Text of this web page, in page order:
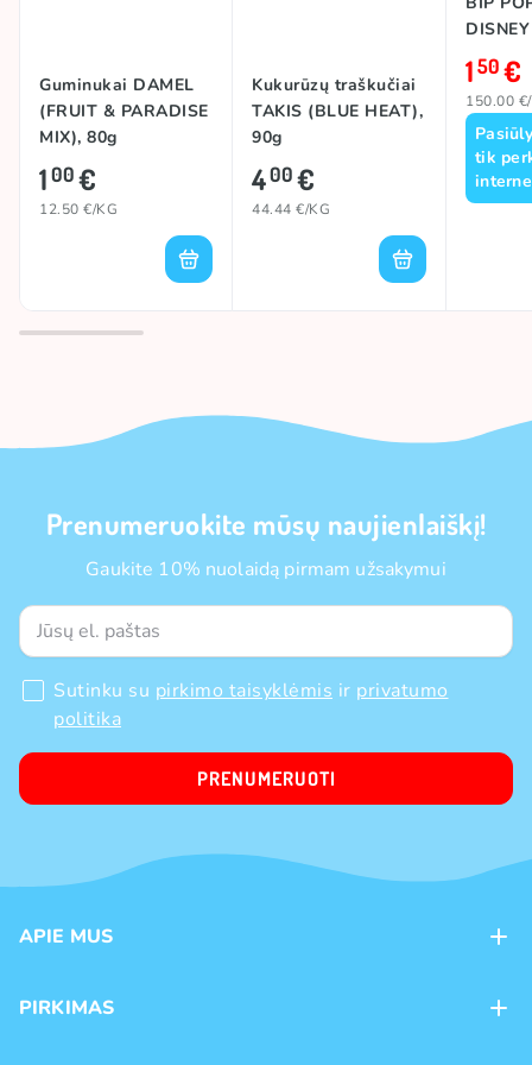
Guminukai DAMEL
(FRUIT & PARADISE
MIX), 80g
100€
12.50 €/KG
Kukurūzų traškučiai
TAKIS (BLUE HEAT),
90g
400€
44.44 €/KG
tik
150€
150.00
Prenumeruokite mūsų naujienlaiškį!
Gaukite 10% nuolaidą pirmam užsakymui
Sutinku su pirkimo taisyklėmis ir privatumo
politika
PRENUMERUOTI
APIE MUS
Kontaktai
PIRKIMAS